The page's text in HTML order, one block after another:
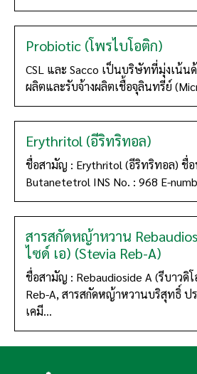
Probiotic (โพรไบโอติก)
CSL และ Sacco เป็นบริษัทที่มุ่งเน้น
ผลิตและรับจ้างผลิตเชื้อจุลินทรีย์
Erythritol (อีริทริทอล)
ชื่อสามัญ : Erythritol (อีริทริทอล) ชื่อ
Butanetetrol INS No. : 968 E-
สารสกัดหญ้าหวาน
ไซด์ เอ) (Stevia Reb-A)
ชื่อสามัญ : Rebaudioside A (รีบาวดิโ
Reb-A, สารสกัดหญ้าหวานบริสุทธิ์ ป
เคมี...